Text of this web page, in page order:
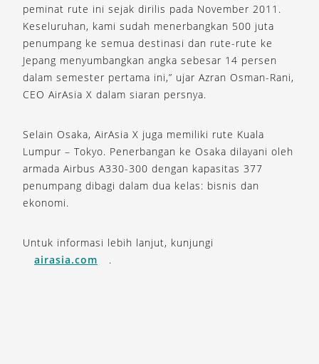
peminat rute ini sejak dirilis pada November 2011.
Keseluruhan, kami sudah menerbangkan 500 juta
penumpang ke semua destinasi dan rute-rute ke
Jepang menyumbangkan angka sebesar 14 persen
dalam semester pertama ini,” ujar Azran Osman-Rani,
CEO AirAsia X dalam siaran persnya.
Selain Osaka, AirAsia X juga memiliki rute Kuala
Lumpur – Tokyo. Penerbangan ke Osaka dilayani oleh
armada Airbus A330-300 dengan kapasitas 377
penumpang dibagi dalam dua kelas: bisnis dan
ekonomi.
Untuk informasi lebih lanjut, kunjungi
airasia.com
.